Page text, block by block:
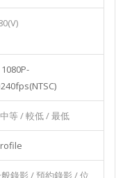
等 / 較低 / 最低
錄影 / 預約錄影 / 位